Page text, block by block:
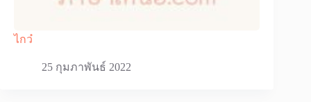
ไกว๋
25 กุมภาพันธ์ 2022